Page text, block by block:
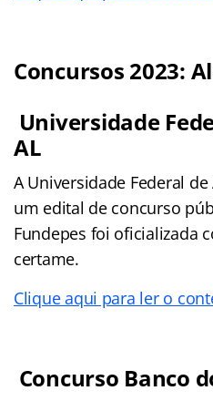
Concursos 2023:
Universidade
AL
A Universidade Federal
um edital de concurso
Fundepes foi oficializada
certame.
Clique aqui para ler o
Concurso Banco